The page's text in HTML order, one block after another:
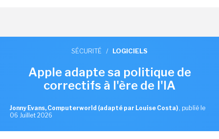
SÉCURITÉ / LOGICIELS
Apple adapte sa politique de
correctifs à l'ère de l'IA
Jonny Evans, Computerworld (adapté par Louise Costa) , publié le
06 Juillet 2026